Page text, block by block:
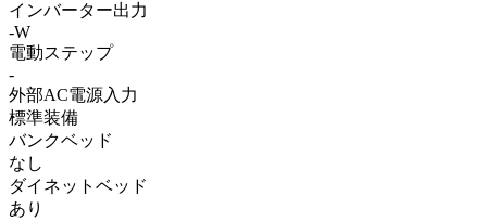
インバーター出力
-W
電動ステップ
-
外部AC電源入力
標準装備
バンクベッド
なし
ダイネットベッド
あり